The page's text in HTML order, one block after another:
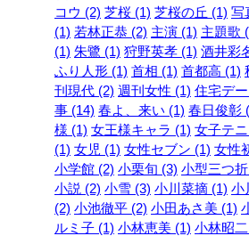
コウ (2) 芝桜 (1) 芝桜の丘 (1) 写
(1) 若林正恭 (2) 主演 (1) 主題歌
(1) 朱鷺 (1) 狩野英孝 (1) 酒井彩
ふり人形 (1) 首相 (1) 首都高 (1)
刊現代 (2) 週刊女性 (1) 住宅デ
事 (14) 春よ、来い (1) 春日俊彰
様 (1) 女王様キャラ (1) 女子テ
(1) 女児 (1) 女性セブン (1) 女性
小学館 (2) 小栗旬 (3) 小型三つ
小説 (2) 小雪 (3) 小川菜摘 (1) 小
(2) 小池徹平 (2) 小田あさ美 (1)
ルミ子 (1) 小林恵美 (1) 小林昭